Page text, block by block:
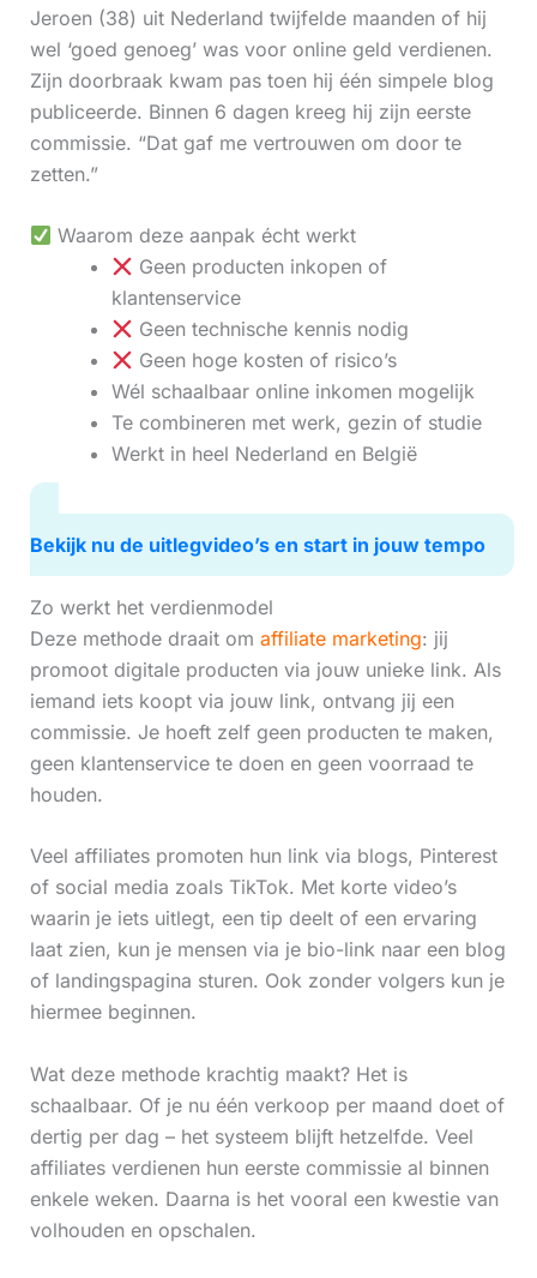
Jeroen (38) uit Nederland twijfelde maanden of hij
wel ‘goed genoeg’ was voor online geld verdienen.
Zijn doorbraak kwam pas toen hij één simpele blog
publiceerde. Binnen 6 dagen kreeg hij zijn eerste
commissie. “Dat gaf me vertrouwen om door te
zetten.”
Waarom deze aanpak écht werkt
Geen producten inkopen of
klantenservice
Geen technische kennis nodig
Geen hoge kosten of risico’s
Wél schaalbaar online inkomen mogelijk
Te combineren met werk, gezin of studie
Werkt in heel Nederland en België
Bekijk nu de uitlegvideo’s en start in jouw tempo
Zo werkt het verdienmodel
Deze methode draait om affiliate marketing: jij
promoot digitale producten via jouw unieke link. Als
iemand iets koopt via jouw link, ontvang jij een
commissie. Je hoeft zelf geen producten te maken,
geen klantenservice te doen en geen voorraad te
houden.
Veel affiliates promoten hun link via blogs, Pinterest
of social media zoals TikTok. Met korte video’s
waarin je iets uitlegt, een tip deelt of een ervaring
laat zien, kun je mensen via je bio-link naar een blog
of landingspagina sturen. Ook zonder volgers kun je
hiermee beginnen.
Wat deze methode krachtig maakt? Het is
schaalbaar. Of je nu één verkoop per maand doet of
dertig per dag – het systeem blijft hetzelfde. Veel
affiliates verdienen hun eerste commissie al binnen
enkele weken. Daarna is het vooral een kwestie van
volhouden en opschalen.